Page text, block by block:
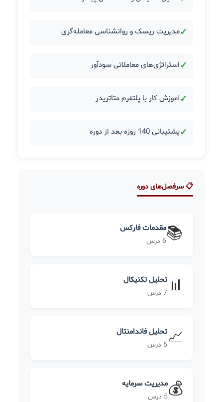
✓مدیریت ریسک و روانشناسی معامله‌گری
✓استراتژی‌های معاملاتی سودآور
✓آموزش کار با پلتفرم متاتریدر
✓پشتیبانی 140 روزه بعد از دوره
📋 سرفصل‌های دوره
📚مقدمات فارکس
6 درس
📊تحلیل تکنیکال
7 درس
📈تحلیل فاندامنتال
5 درس
💰مدیریت سرمایه
5 درس